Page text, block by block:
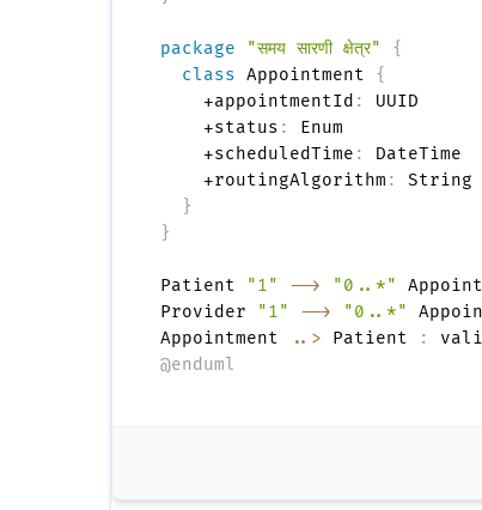
package "समय सारणी क्षेत्र"
{
class Appointment {
    +appointmentId
:
UUID
    +status
:
Enum
    +scheduledTime
:
DateTime
    +routingAlgorithm
:
String
}
}
Patient "1" --> "0..*"
Provider
"1" --> "0..*"
Appointment
..> Patient :
@enduml